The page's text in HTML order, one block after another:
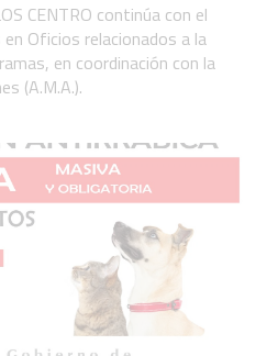
CENTRO continúa con el
Oficios relacionados a la
en coordinación con la
(A.M.A.).